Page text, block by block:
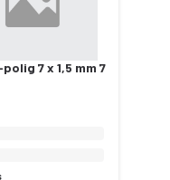
7 x 1,5 mm 7